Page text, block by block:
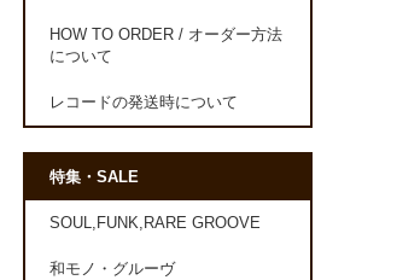
HOW TO ORDER / オーダー方法
について
レコードの発送時について
特集・SALE
SOUL,FUNK,RARE GROOVE
和モノ・グルーヴ